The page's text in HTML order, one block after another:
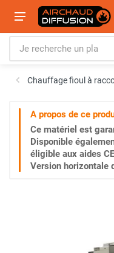
Chauffage fioul à
A propos de ce
Ce matériel est
Disponible
éligible aux aides
Version horizontale